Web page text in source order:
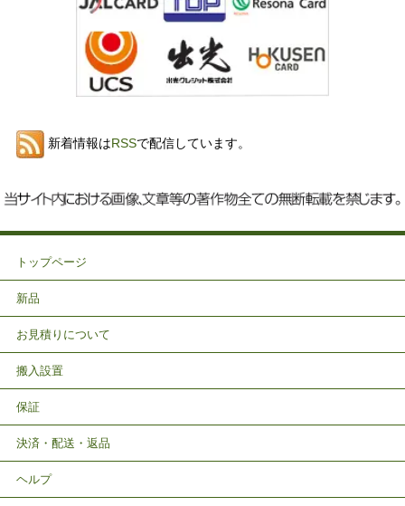
新着情報はRSSで配信しています。
トップページ
新品
お見積りについて
搬入設置
保証
決済・配送・返品
ヘルプ